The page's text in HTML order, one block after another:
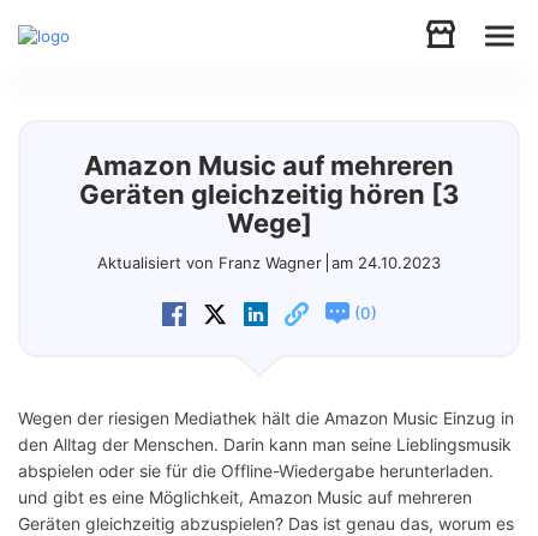
Amazon Music auf mehreren
Geräten gleichzeitig hören [3
Wege]
Aktualisiert von Franz Wagner am 24.10.2023
(0)
Wegen der riesigen Mediathek hält die Amazon Music Einzug in
den Alltag der Menschen. Darin kann man seine Lieblingsmusik
abspielen oder sie für die Offline-Wiedergabe herunterladen.
und gibt es eine Möglichkeit, Amazon Music auf mehreren
Geräten gleichzeitig abzuspielen? Das ist genau das, worum es